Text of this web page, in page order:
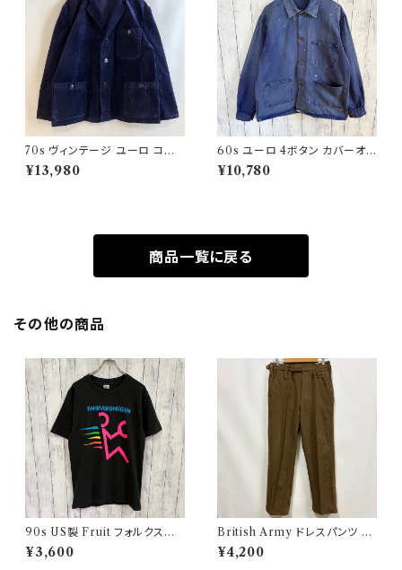
70s ヴィンテージ ユーロ コー
デュロイ セットアップ ビンテー
ジ
¥13,980
60s ユーロ 4ボタン カバーオ
ール ワークジャケット 月桂樹ボ
タン ヴィンテージ
¥10,780
商品一覧に戻る
その他の商品
90s US製 Fruit フォルクスワ
ーゲン シングルステッチTシャツ
ヴィンテージTシャツ アド 企業
¥3,600
British Army ドレスパンツ イ
ギリス軍 スラックス ミリタリー
パンツ ウールパンツ2
¥4,200